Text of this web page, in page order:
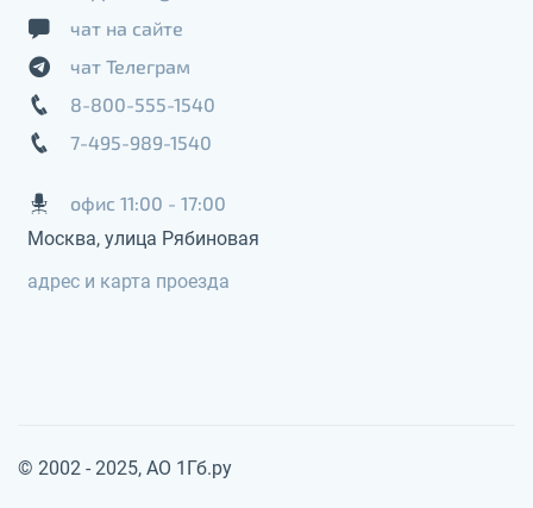
чат на сайте
чат Телеграм
8-800-555-1540
7-495-989-1540
офис 11:00 - 17:00
Москва, улица Рябиновая
адрес и карта проезда
© 2002 - 2025, АО 1Гб.ру